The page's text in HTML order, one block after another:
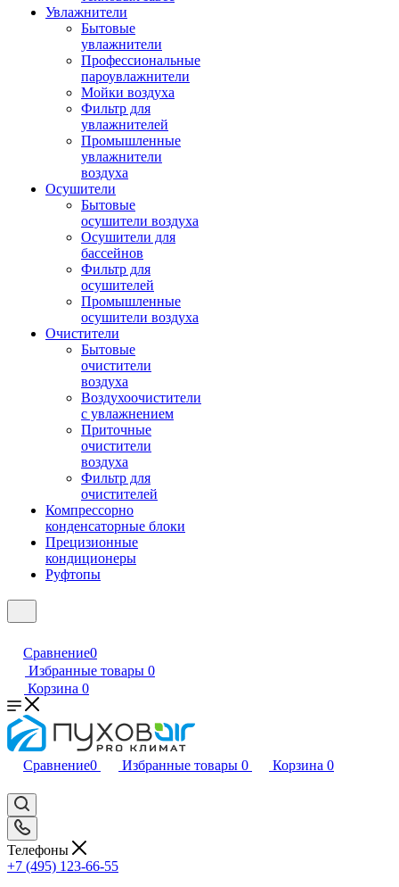
Увлажнители
Бытовые
увлажнители
Профессиональные
пароувлажнители
Мойки воздуха
Фильтр для
увлажнителей
Промышленные
увлажнители
воздуха
Осушители
Бытовые
осушители воздуха
Осушители для
бассейнов
Фильтр для
осушителей
Промышленные
осушители воздуха
Очистители
Бытовые
очистители
воздуха
Воздухоочистители
с увлажнением
Приточные
очистители
воздуха
Фильтр для
очистителей
Компрессорно
конденсаторные блоки
Прецизионные
кондиционеры
Руфтопы
Сравнение0
Избранные товары 0
Корзина 0
Сравнение0 Избранные товары 0 Корзина 0
Телефоны
+7 (495) 123-66-55